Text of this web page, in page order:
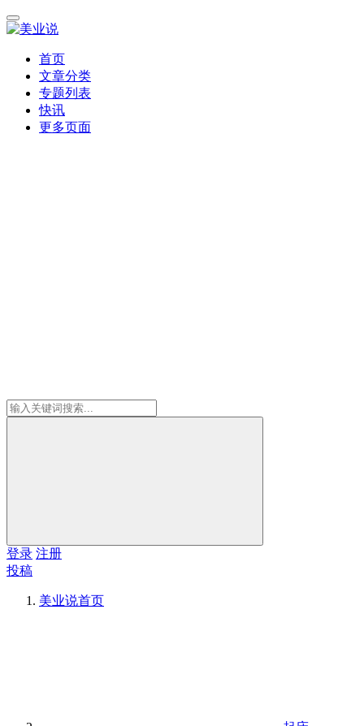
首页
文章分类
专题列表
快讯
更多页面
登录 注册
投稿
美业说首页